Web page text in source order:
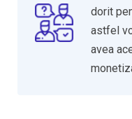
dorit
astfel
avea